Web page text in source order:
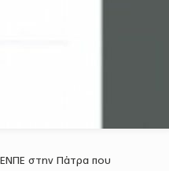
ΕΝΠΕ στην Πάτρα που